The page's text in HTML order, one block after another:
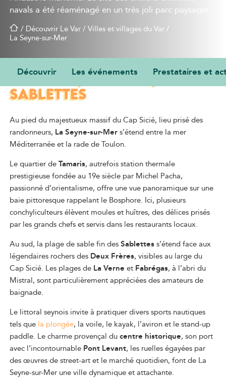
navals a été réaménagé en un très joli parc paysager.
/ Découvrir Le Var/Villes et villages du Var/
La Seyne-sur-Mer
Découvrir Les événements Prestataires et
SABLETTES
Au pied du majestueux massif du Cap Sicié, lieu prisé des
randonneurs, La Seyne-sur-Mers’étend entre la mer
Méditerranée et la rade de Toulon.
Le quartier deTamaris, autrefois station thermale
prestigieuse fondée au 19e siècle par Michel Pacha,
passionné d’orientalisme, offre une vue panoramique sur une
baie pittoresque rappelant le Bosphore. Ici, plusieurs
conchyliculteurs élèvent moules et huîtres, des délices prisés
par les grands chefs et servis dans les restaurants locaux.
Au sud, la plage de sable fin desSablettess’étend face aux
légendaires rochers des Deux Frères, visibles au large du
Cap Sicié. Les plages de La Verne et Fabrégas, à l’abri du
Mistral, sont particulièrement appréciées des amateurs de
baignade.
Le littoral seynois invite à pratiquer divers sports nautiques
tels que la plongée, la voile, le kayak, l’aviron et le stand-up
paddle. Le charme provençal ducentre historique, son port
avec l’incontournable Pont Levant, les ruelles égayées par
des œuvres de street-art et le marché quotidien, font de La
Seyne-sur-Mer une ville dynamique et attachante.